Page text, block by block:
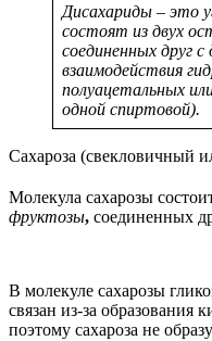
Дисахариды – это
состоят из двух
соединенных друг с
взаимодействия
полуацетальных
одной спиртовой).
Сахароза (свекловичный
Молекула сахарозы
фруктозы, соединенных
В молекуле сахарозы
связан из-за образования
поэтому сахароза не